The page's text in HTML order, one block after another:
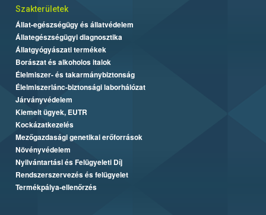
Szakterületek
Állat-egészségügy és állatvédelem
Állategészségügyi diagnosztika
Állatgyógyászati termékek
Borászat és alkoholos italok
Élelmiszer- és takarmánybiztonság
Élelmiszerlánc-biztonsági laborhálózat
Járványvédelem
Kiemelt ügyek, EUTR
Kockázatkezelés
Mezőgazdasági genetikai erőforrások
Növényvédelem
Nyilvántartási és Felügyeleti Díj
Rendszerszervezés és felügyelet
Termékpálya-ellenőrzés